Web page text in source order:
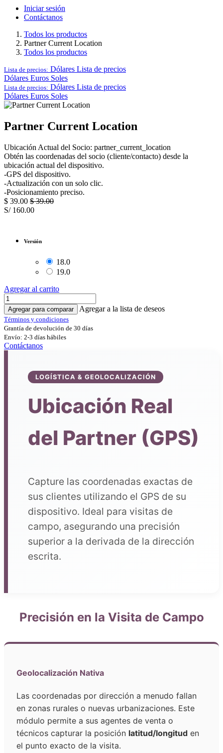
Iniciar sesión
Contáctanos
Todos los productos
Partner Current Location
Todos los productos
Lista de precios: Dólares Lista de precios
Dólares Euros Soles
Lista de precios: Dólares Lista de precios
Dólares Euros Soles
Partner Current Location
Ubicación Actual del Socio: partner_current_location
Obtén las coordenadas del socio (cliente/contacto) desde la
ubicación actual del dispositivo.
-GPS del dispositivo.
-Actualización con un solo clic.
-Posicionamiento preciso.
$ 39.00 $39.00
S/ 160.00
Versión
18.0
19.0
Agregar al carrito
Agregar para comparar Agregar a la lista de deseos
Términos y condiciones
Grantía de devolución de 30 días
Envío: 2-3 días hábiles
Contáctanos
LOGÍSTICA & GEOLOCALIZACIÓN
Ubicación Real
del Partner (GPS)
Capture las coordenadas exactas de
sus clientes utilizando el GPS de su
dispositivo. Ideal para visitas de
campo, asegurando una precisión
superior a la derivada de la dirección
escrita.
Precisión en la Visita de Campo
Geolocalización Nativa
Las coordenadas por dirección a menudo fallan
en zonas rurales o nuevas urbanizaciones. Este
módulo permite a sus agentes de venta o
técnicos capturar la posición latitud/longitud en
el punto exacto de la visita.